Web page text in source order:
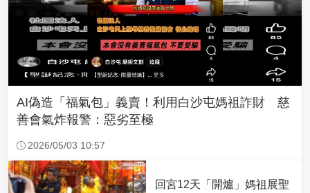
AI偽造「福氣包」義賣！利用白沙屯媽祖詐財 慈
善會氣炸報警：惡劣至極
2026/05/03 10:57
回宮12天「開爐」媽祖展聖